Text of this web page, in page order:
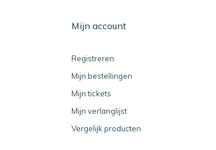
Mijn account
Registreren
Mijn bestellingen
Mijn tickets
Mijn verlanglijst
Vergelijk producten